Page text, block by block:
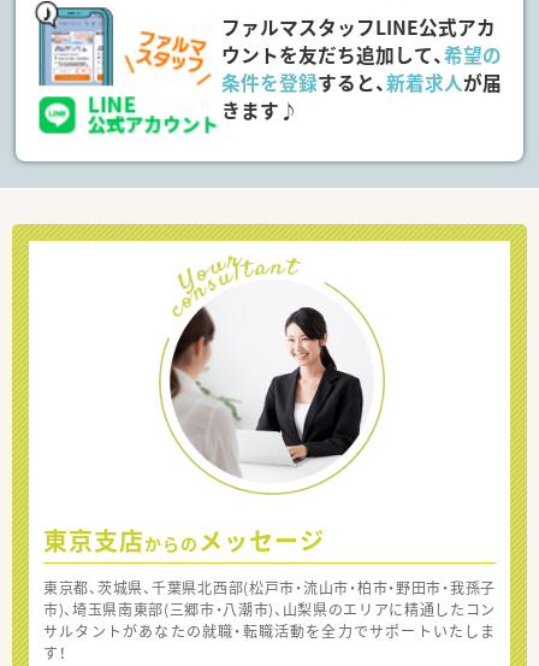
ファルマスタッフLINE公式アカ
ウントを友だち追加して、希望の
条件を登録すると、新着求人が届
きます♪
東京支店からの メッセージ
東京都、茨城県、千葉県北西部(松戸市・流山市・柏市・野田市・我孫子
市)、埼玉県南東部(三郷市・八潮市)、山梨県のエリアに精通したコン
サルタントがあなたの就職・転職活動を全力でサポートいたしま
す！